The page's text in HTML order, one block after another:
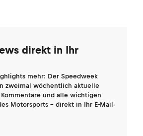
direkt in Ihr
mehr: Der Speedweek
zweimal wöchentlich aktuelle
und alle wichtigen
Motorsports - direkt in Ihr E-Mail-